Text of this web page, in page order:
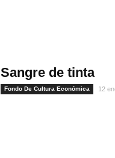
Sangre de tinta
Fondo De Cultura Económica 12